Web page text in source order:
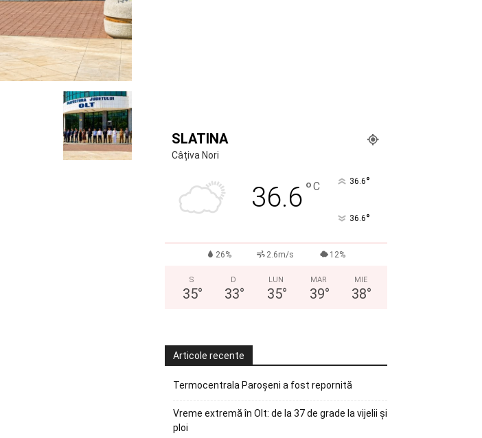
SLATINA
Câțiva Nori
36.6°C 36.6°
36.6°
26% 2.6m/s 12%
S
35°
D
33°
LUN
35°
MAR
39°
MIE
38°
Articole recente
Termocentrala Paroșeni a fost repornită
Vreme extremă în Olt: de la 37 de grade la vijelii și
ploi